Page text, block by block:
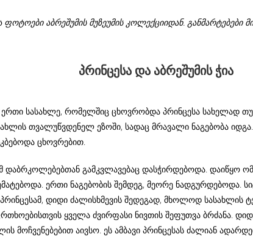
ფოტოები აბრეშუმის მუზეუმის კოლექციიდან. განმარტებები
პრინცესა და აბრეშუმის ჭია
სასახლე, რომელშიც ცხოვრობდა პრინცესა სახელად
თვალუწვდენელ ეზოში, სადაც მრავალი ნაგებობა
ცხოვრებით.
დაბრკოლებებთან გამკვლავებაც დასჭირდებოდა. დაიწყო
ერთი ნაგებობის შემდეგ, მეორე ნადგურდებოდა.
დიდი ძალისხმევის შედეგად, მხოლოდ სასახლის
ყველა ძვირფასი ნივთის შეფუთვა ბრძანა.
მოჩვენებებით აივსო. ეს ამბავი პრინცესას ძალიან